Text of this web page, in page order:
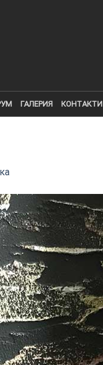
ГАЛЕРИЯ КОНТАКТИ